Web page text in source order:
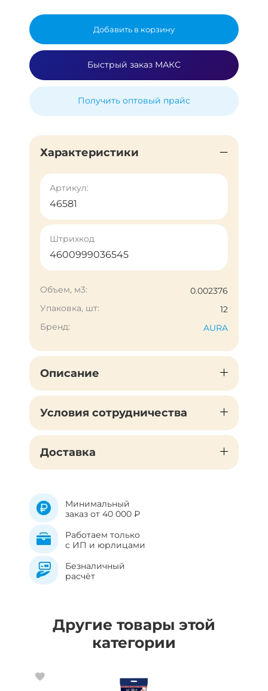
Добавить в корзину
Быстрый заказ МАКС
Получить оптовый прайс
Характеристики
Артикул:
46581
Штрихкод
4600999036545
Объем, м3:
0.002376
Упаковка, шт:
12
Бренд:
AURA
Описание
Условия сотрудничества
Доставка
Минимальный
заказ от 40 000 ₽
Работаем только
с ИП и юрлицами
Безналичный
расчёт
Другие товары этой
категории